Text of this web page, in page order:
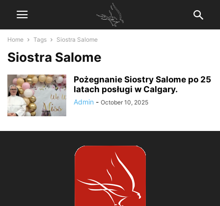
Home Tags Siostra Salome
Siostra Salome
Pożegnanie Siostry Salome po 25
latach posługi w Calgary.
Admin - October 10, 2025